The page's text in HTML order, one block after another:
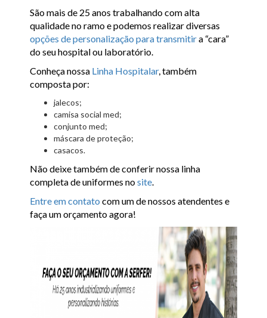
São mais de 25 anos trabalhando com alta
qualidade no ramo e podemos realizar diversas
opções de personalização para transmitira “cara”
do seu hospital ou laboratório.
Conheça nossa Linha Hospitalar, também
composta por:
jalecos;
camisa social med;
conjunto med;
máscara de proteção;
casacos.
Não deixe também de conferir nossa linha
completa de uniformes nosite.
Entre em contato com um de nossos atendentes e
faça um orçamento agora!